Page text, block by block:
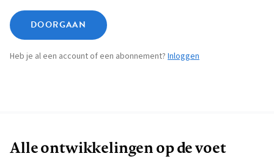
DOORGAAN
Heb je al een account of een abonnement? Inloggen
Alle ontwikkelingen op de voet